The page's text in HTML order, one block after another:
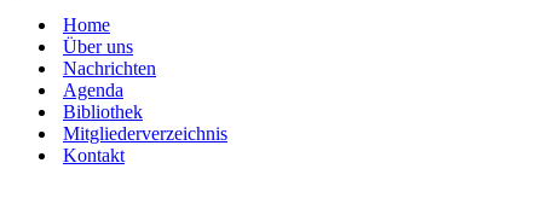
Home
Über uns
Nachrichten
Agenda
Bibliothek
Mitgliederverzeichnis
Kontakt